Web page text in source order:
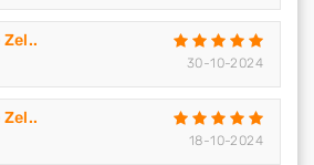
30-10-2024
18-10-2024